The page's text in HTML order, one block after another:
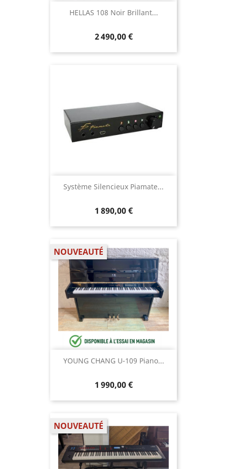
HELLAS 108 Noir Brillant...
2 490,00 €
Système Silencieux Piamate...
1 890,00 €
YOUNG CHANG U-109 Piano...
1 990,00 €
NOUVEAUTÉ
NOUVEAUTÉ